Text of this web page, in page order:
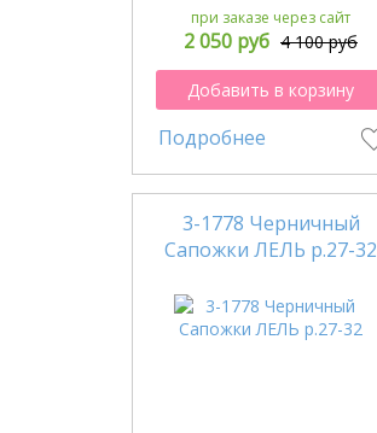
при заказе через сайт
2 050 руб 4 100 руб
Добавить в корзину
Подробнее
3-1778 Черничный
Сапожки ЛЕЛЬ р.27-32